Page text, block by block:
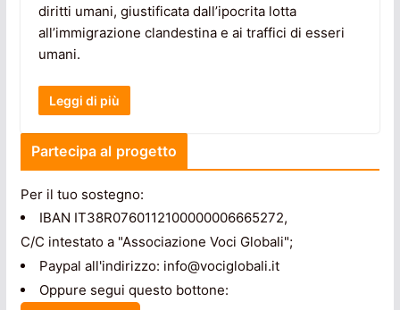
diritti umani, giustificata dall’ipocrita lotta
all’immigrazione clandestina e ai traffici di esseri
umani.
Leggi di più
Partecipa al progetto
Per il tuo sostegno:
IBAN IT38R0760112100000006665272,
C/C intestato a "Associazione Voci Globali";
Paypal all'indirizzo: info@vociglobali.it
Oppure segui questo bottone: